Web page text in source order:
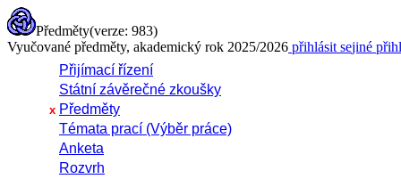
Předměty(verze: 983)
Vyučované předměty, akademický rok 2025/2026 přihlásit sejiné
Přijímací řízení
Státní závěrečné zkoušky
x Předměty
Témata prací (Výběr práce)
Anketa
Rozvrh